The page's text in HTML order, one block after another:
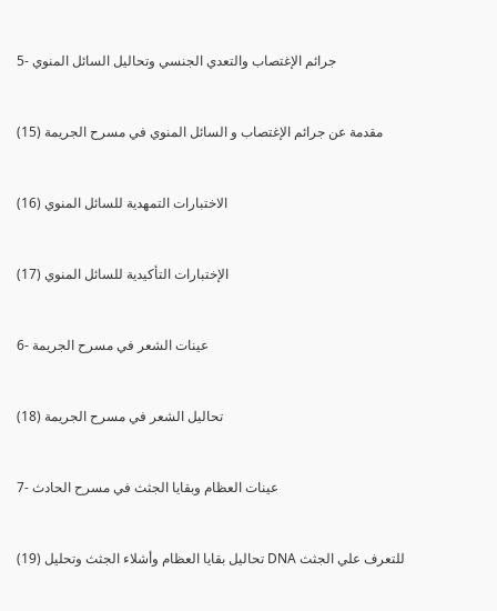
5- جرائم الإغتصاب والتعدي الجنسي وتحاليل السائل المنوي
(15) مقدمة عن جرائم الإغتصاب و السائل المنوي في مسرح الجريمة
(16) الاختبارات التمهدية للسائل المنوي
(17) الإختبارات التأكيدية للسائل المنوي
6- عينات الشعر في مسرح الجريمة
(18) تحاليل الشعر في مسرح الجريمة
7- عينات العظام وبقايا الجثث في مسرح الحادث
(19) تحاليل بقايا العظام وأشلاء الجثث وتحليل DNA للتعرف علي الجثث